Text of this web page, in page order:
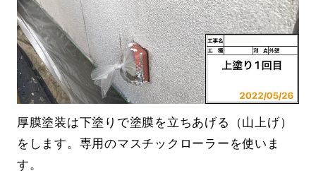
厚膜塗装は下塗りで塗膜を立ちあげる（山上げ）
をします。専用のマスチックローラーを使いま
す。